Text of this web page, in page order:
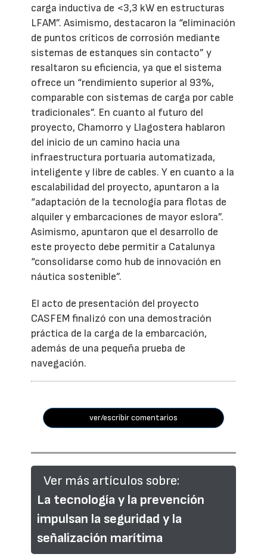
carga inductiva de <3,3 kW en estructuras
LFAM”. Asimismo, destacaron la “eliminación
de puntos críticos de corrosión mediante
sistemas de estanques sin contacto” y
resaltaron su eficiencia, ya que el sistema
ofrece un “rendimiento superior al 93%,
comparable con sistemas de carga por cable
tradicionales”. En cuanto al futuro del
proyecto, Chamorro y Llagostera hablaron
del inicio de un camino hacia una
infraestructura portuaria automatizada,
inteligente y libre de cables. Y en cuanto a la
escalabilidad del proyecto, apuntaron a la
“adaptación de la tecnología para flotas de
alquiler y embarcaciones de mayor eslora”.
Asimismo, apuntaron que el desarrollo de
este proyecto debe permitir a Catalunya
“consolidarse como hub de innovación en
náutica sostenible”.
El acto de presentación del proyecto
CASFEM finalizó con una demostración
práctica de la carga de la embarcación,
además de una pequeña prueba de
navegación.
ver/escribir comentarios
Ver más artículos sobre:
La tecnología y la prevención
impulsan la seguridad y la
señalización marítima